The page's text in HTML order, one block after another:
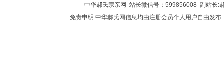
中华郝氏宗亲网 站长微信号：599856008 副站长:
免责申明:中华郝氏网信息均由注册会员个人用户自由发